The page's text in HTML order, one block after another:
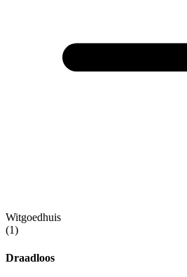
Witgoedhuis
(1)
Draadloos